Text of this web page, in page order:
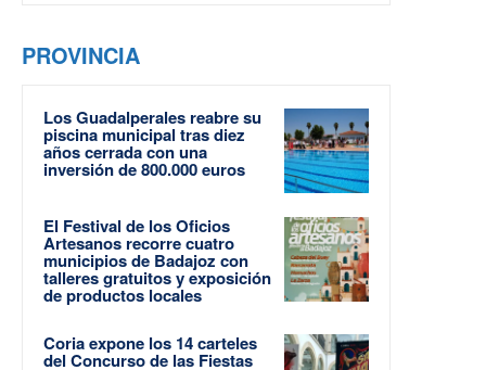
PROVINCIA
Los Guadalperales reabre su
piscina municipal tras diez
años cerrada con una
inversión de 800.000 euros
El Festival de los Oficios
Artesanos recorre cuatro
municipios de Badajoz con
talleres gratuitos y exposición
de productos locales
Coria expone los 14 carteles
del Concurso de las Fiestas